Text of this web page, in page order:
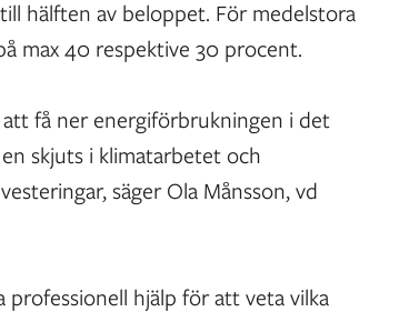
hälften av beloppet. För medelstora
max 40 respektive 30 procent.
få ner energiförbrukningen i det
skjuts i klimatarbetet och
säger Ola Månsson, vd
hjälp för att veta vilka